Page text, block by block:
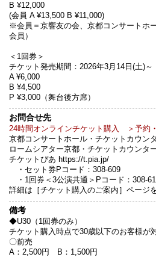
B ¥12,000
(会員 A ¥13,500 B ¥11,000)
※会員＝京響友の会、京都コンサートホ
会員）
＜1回券＞
チケット発売期間：2026年3月14日(土)～
A ¥6,000
B ¥4,500
P ¥3,000（舞台後方席）
お問合せ先
24時間オンラインチケット購入 ＞予約
京都コンサートホール・チケットカウン
ロームシアター京都・チケットカウンタ
チケットぴあ https://t.pia.jp/
・セット券Pコード：308-609
・1回券＜3公演共通＞Pコード：308-
詳細は［チケット購入のご案内］ページ
備考
◆U30（1回券のみ）
チケット購入時点で30歳以下のお客様が
〇前売
A：2,500円 B：1,500円